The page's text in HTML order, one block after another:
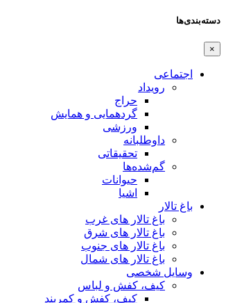
دسته‌بندی‌ها
×
اجتماعی
رویداد
حراج
گردهمایی و همایش
ورزشی
داوطلبانه
تحقیقاتی
گم‌شده‌ها
حیوانات
اشیا
باغ تالار
باغ تالار های غرب
باغ تالار های شرق
باغ تالار های جنوب
باغ تالار های شمال
وسایل شخصی
کیف، کفش و لباس
کیف، کفش و کمربند